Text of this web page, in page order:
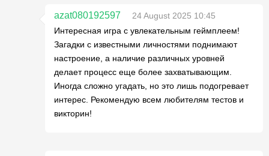
azat080192597
24 August 2025 10:45
Интересная игра с увлекательным геймплеем!
Загадки с известными личностями поднимают
настроение, а наличие различных уровней
делает процесс еще более захватывающим.
Иногда сложно угадать, но это лишь подогревает
интерес. Рекомендую всем любителям тестов и
викторин!